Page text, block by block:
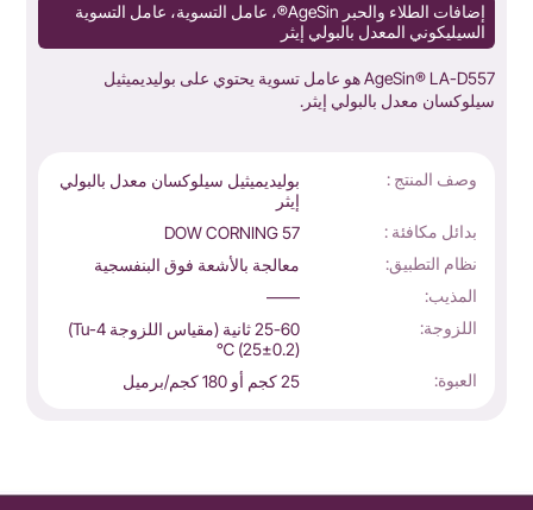
إضافات الطلاء والحبر AgeSin®، عامل التسوية، عامل التسوية
السيليكوني المعدل بالبولي إيثر
AgeSin® LA-D557 هو عامل تسوية يحتوي على بوليديميثيل
سيلوكسان معدل بالبولي إيثر.
وصف المنتج :
بوليديميثيل سيلوكسان معدل بالبولي
إيثر
بدائل مكافئة :
DOW CORNING 57
نظام التطبيق:
معالجة بالأشعة فوق البنفسجية
المذيب:
——
اللزوجة:
25-60 ثانية (مقياس اللزوجة Tu-4)
(25±0.2) ℃
العبوة:
25 كجم أو 180 كجم/برميل